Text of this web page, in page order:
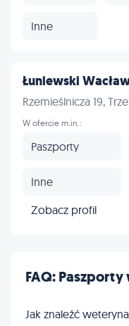
Inne
Łuniewski
Rzemieślnicza 19,
W ofercie m.in.:
Paszporty
Inne
Zobacz profil
FAQ:
Jak znaleźć